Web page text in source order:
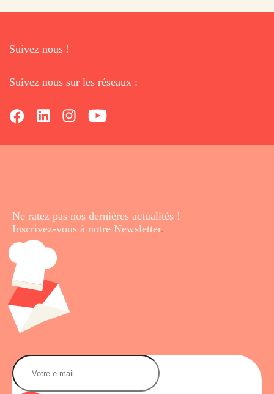
Suivez nous !
Suivez nous sur les réseaux :
Ne ratez pas nos dernières actualités !
Inscrivez-vous à notre Newsletter.